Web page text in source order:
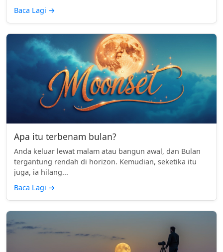
Baca Lagi →
Apa itu terbenam bulan?
Anda keluar lewat malam atau bangun awal, dan Bulan
tergantung rendah di horizon. Kemudian, seketika itu
juga, ia hilang...
Baca Lagi →